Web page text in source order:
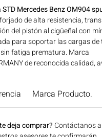
Mercedes Benz OM904
de alta resistencia,
del pistón al cigüeñal con
para soportar las cargas de
fatiga prematura. Marca
de reconocida calidad,
construcción, minería y
en Bogotá, Colombia.
Marca Producto.
deja comprar? Contáctanos al